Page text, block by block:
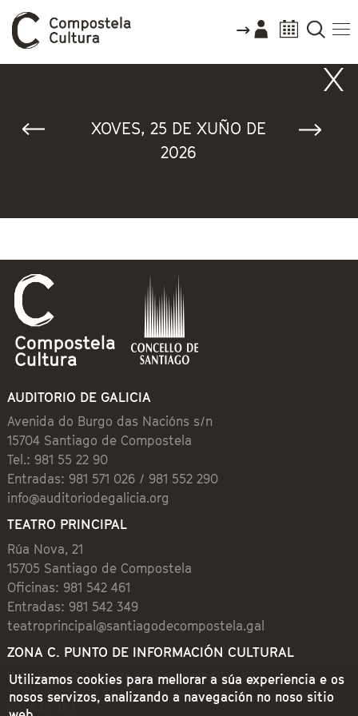
XOVES, 25 DE XUÑO DE
2026
AUDITORIO DE GALICIA
Avenida do Burgo das Nacións s/n
15704 Santiago de Compostela
Tel.: 981 55 22 90
Entradas: 981 571 026 / 981 552 290
info@auditoriodegalicia.org
TEATRO PRINCIPAL
Rúa Nova, 21
15705 Santiago de Compostela
Oficinas: 981 542 461
Entradas: 981 542 349
teatroprincipal@santiagodecompostela.gal
ZONA C. PUNTO DE INFORMACIÓN CULTURAL
Preguntoiro, 1 (Praza de Cervantes)
15704 Santiago de Compostela
981 542 462
Utilizamos cookies para mellorar a súa experiencia e os
nosos servizos, analizando a navegación no noso sitio